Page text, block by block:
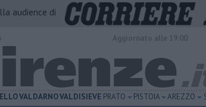
audience di
VALDARNOVALDISIEVE PRATO PISTOIA AREZZO